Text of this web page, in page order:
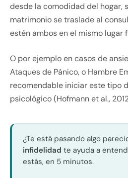
desde la comodidad del hogar,
matrimonio se traslade al
estén ambos en el mismo lugar
O por ejemplo en casos de
Ataques de Pánico, o Hambre
recomendable iniciar este tipo
psicológico (Hofmann et al.,
¿Te está pasando algo
infidelidad te ayuda a
estás, en 5 minutos.